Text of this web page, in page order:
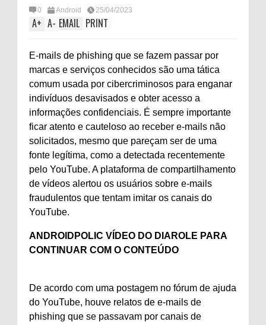
0 Android 25/04/2023
A+ A- EMAIL PRINT
E-mails de phishing que se fazem passar por
marcas e serviços conhecidos são uma tática
comum usada por cibercriminosos para enganar
indivíduos desavisados ​​e obter acesso a
informações confidenciais. É sempre importante
ficar atento e cauteloso ao receber e-mails não
solicitados, mesmo que pareçam ser de uma
fonte legítima, como a detectada recentemente
pelo YouTube. A plataforma de compartilhamento
de vídeos alertou os usuários sobre e-mails
fraudulentos que tentam imitar os canais do
YouTube.
ANDROIDPOLIC VÍDEO DO DIA ROLE PARA
CONTINUAR COM O CONTEÚDO
De acordo com uma postagem no fórum de ajuda
do YouTube, houve relatos de e-mails de
phishing que se passavam por canais de